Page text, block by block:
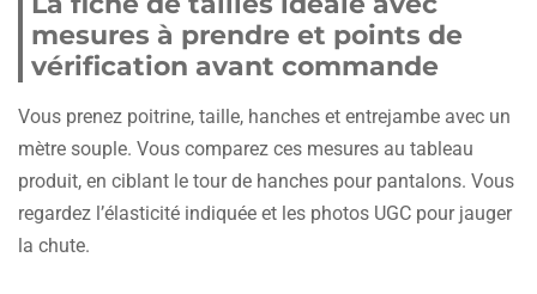
mesures à prendre et points de
vérification avant commande
Vous prenez poitrine, taille, hanches et entrejambe avec un
mètre souple. Vous comparez ces mesures au tableau
produit, en ciblant le tour de hanches pour pantalons. Vous
regardez l’élasticité indiquée et les photos UGC pour jauger
la chute.